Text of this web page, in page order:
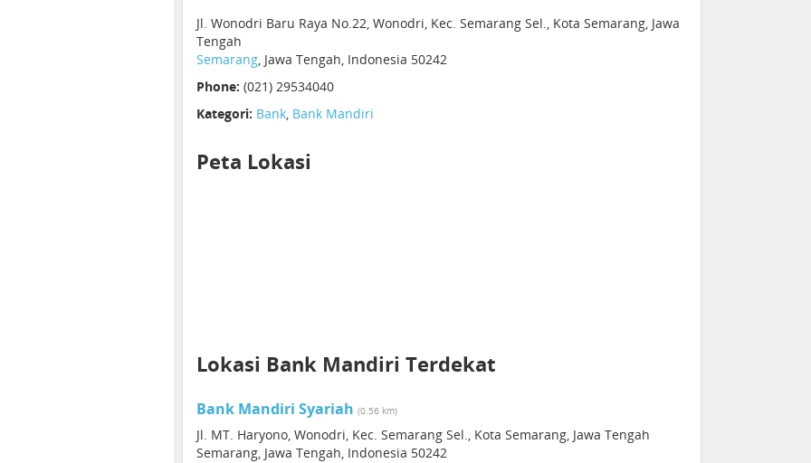
Jl. Wonodri Baru Raya No.22, Wonodri, Kec. Semarang Sel., Kota Semarang, Jawa
Tengah
Semarang, Jawa Tengah, Indonesia 50242
Phone: (021) 29534040
Kategori: Bank, Bank Mandiri
Peta Lokasi
Lokasi Bank Mandiri Terdekat
Bank Mandiri Syariah (0.56 km)
Jl. MT. Haryono, Wonodri, Kec. Semarang Sel., Kota Semarang, Jawa Tengah
Semarang, Jawa Tengah, Indonesia 50242